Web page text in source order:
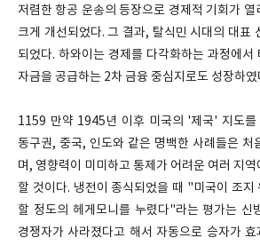
저렴한 항공 운송의 등장으로 경제적 기회가 열
크게 개선되었다. 그 결과, 탈식민 시대의 대표
되었다. 하와이는 경제를 다각화하는 과정에서
자금을 공급하는 2차 금융 중심지로도 성장하였
1159 만약 1945년 이후 미국의 '제국' 지도를
동구권, 중국, 인도와 같은 명백한 사례들은 처
며, 영향력이 미미하고 통제가 어려운 여러 지
할 것이다. 냉전이 종식되었을 때 "미국이 조지
할 정도의 헤게모니를 누렸다"라는 평가는 신
경쟁자가 사라졌다고 해서 자동으로 승자가